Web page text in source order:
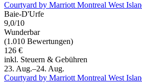
Courtyard by Marriott Montreal West
Baie-D'Urfe
9,0/10
Wunderbar
(1.010 Bewertungen)
126 €
inkl. Steuern & Gebühren
23. Aug.–24. Aug.
Courtyard by Marriott Montreal West